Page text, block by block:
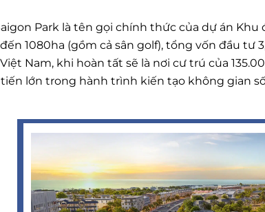
Park là tên gọi chính thức của dự án
1080ha (gồm cả sân golf), tổng vốn đầu
Nam, khi hoàn tất sẽ là nơi cư trú của
lớn trong hành trình kiến tạo không gian